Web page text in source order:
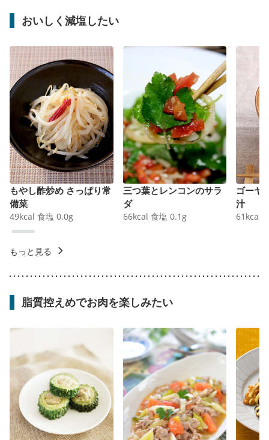
おいしく減塩したい
もやし酢炒め さっぱり常
備菜
49kcal 食塩 0.0g
三つ葉とレンコンのサラ
ダ
66kcal 食塩 0.1 g
ゴーヤ
汁
61 kcal
もっと見る
脂質控えめでお肉を楽しみたい